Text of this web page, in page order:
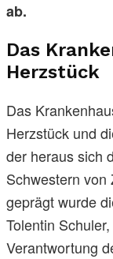
ab.
Das
Herzstück
Das
Herzstück und
der heraus sich
Schwestern
geprägt wurde
Tolentin
Verantwortung